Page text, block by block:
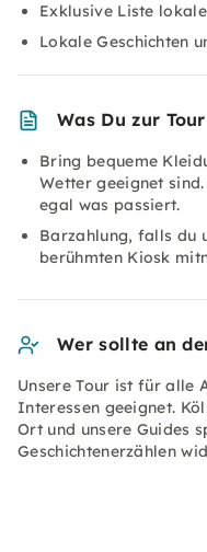
Exklusive Liste
Lokale Geschichten
Was Du zur
Bring bequeme
Wetter geeignet
egal was passiert.
Barzahlung, falls du
berühmten Kiosk
Wer sollte an
Unsere Tour ist für alle
Interessen geeignet.
Ort und unsere Guides
Geschichtenerzählen